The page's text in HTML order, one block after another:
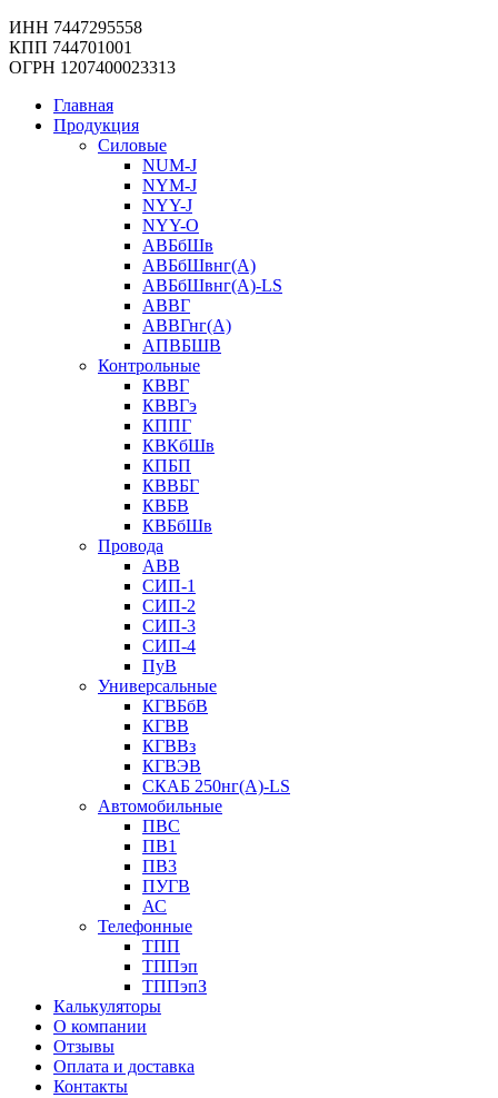
ИНН 7447295558
КПП 744701001
ОГРН 1207400023313
Главная
Продукция
Силовые
NUM-J
NYM-J
NYY-J
NYY-O
АВБбШв
АВБбШвнг(А)
АВБбШвнг(А)-LS
АВВГ
АВВГнг(А)
АПВБШВ
Контрольные
КВВГ
КВВГэ
КППГ
КВКбШв
КПБП
КВВБГ
КВБВ
КВБбШв
Провода
АВВ
СИП-1
СИП-2
СИП-3
СИП-4
ПуВ
Универсальные
КГВБбВ
КГВВ
КГВВз
КГВЭВ
СКАБ 250нг(А)-LS
Автомобильные
ПВС
ПВ1
ПВ3
ПУГВ
АС
Телефонные
ТПП
ТППэп
ТППэпЗ
Калькуляторы
О компании
Отзывы
Оплата и доставка
Контакты